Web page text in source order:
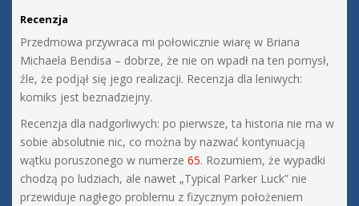
Recenzja
Przedmowa przywraca mi połowicznie wiarę w Briana
Michaela Bendisa – dobrze, że nie on wpadł na ten pomysł,
źle, że podjął się jego realizacji. Recenzja dla leniwych:
komiks jest beznadziejny.
Recenzja dla nadgorliwych: po pierwsze, ta historia nie ma w
sobie absolutnie nic, co można by nazwać kontynuacją
wątku poruszonego w numerze 65. Rozumiem, że wypadki
chodzą po ludziach, ale nawet „Typical Parker Luck” nie
przewiduje nagłego problemu z fizycznym położeniem